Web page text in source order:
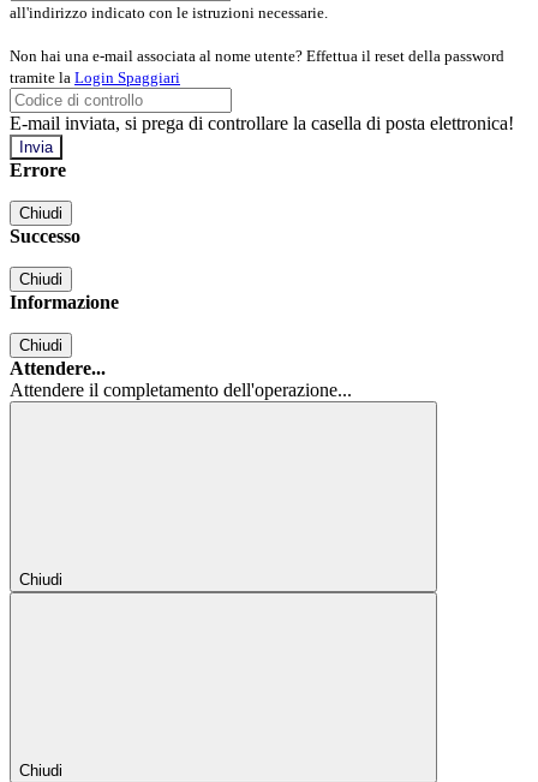
all'indirizzo indicato con le istruzioni necessarie.
Non hai una e-mail associata al nome utente? Effettua il reset della password
tramite la Login Spaggiari
E-mail inviata, si prega di controllare la casella di posta elettronica!
Errore
Chiudi
Successo
Chiudi
Informazione
Chiudi
Attendere...
Attendere il completamento dell'operazione...
Chiudi
Chiudi